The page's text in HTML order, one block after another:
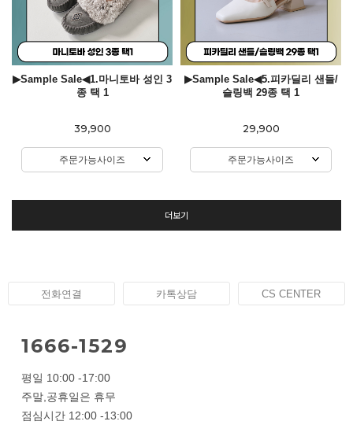
▶Sample Sale◀1.마니토바 성인 3
종 택 1
39,900
주문가능사이즈
▶Sample Sale◀5.피카딜리 샌들/
슬링백 29종 택 1
29,900
주문가능사이즈
더보기
전화연결 카톡상담 CS CENTER
1666-1529
평일 10:00 -17:00
주말,공휴일은 휴무
점심시간 12:00 -13:00